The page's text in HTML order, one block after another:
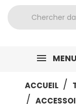
MENU
ACCUEIL